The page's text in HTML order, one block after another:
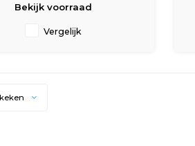
Bekijk voorraad
Vergelijk